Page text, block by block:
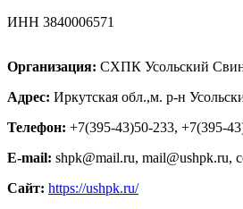
ИНН 3840006571
Организация: СХПК Усольский
Адрес: Иркутская обл.,м. р-н
Телефон: +7(395-43)50-233, +7(395-
E-mail: shpk@mail.ru, mail@ushpk.ru,
Сайт: https://ushpk.ru/